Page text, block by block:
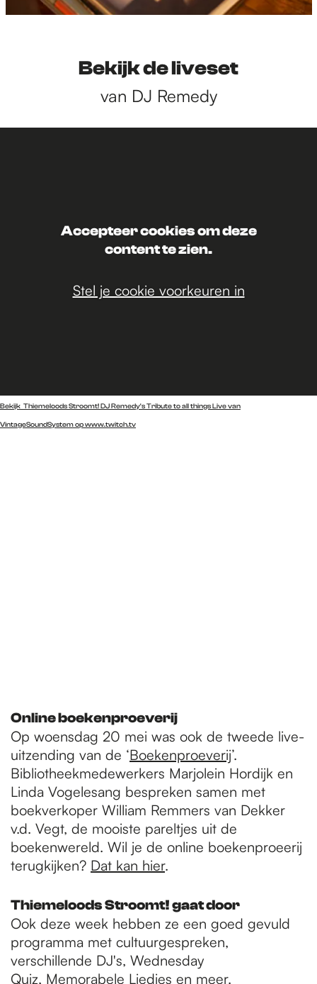
Bekijk de liveset
van DJ Remedy
Accepteer cookies om deze
content te zien.
Stel je cookie voorkeuren in
Bekijk Thiemeloods Stroomt! DJ Remedy's Tribute to all things Live van
VintageSoundSystem op www.twitch.tv
Online boekenproeverij
Op woensdag 20 mei was ook de tweede live-
uitzending van de ‘Boekenproeverij’.
Bibliotheekmedewerkers Marjolein Hordijk en
Linda Vogelesang bespreken samen met
boekverkoper William Remmers van Dekker
v.d. Vegt, de mooiste pareltjes uit de
boekenwereld. Wil je de online boekenproeerij
terugkijken? Dat kan hier.
Thiemeloods Stroomt! gaat door
Ook deze week hebben ze een goed gevuld
programma met cultuurgespreken,
verschillende DJ's, Wednesday
Quiz, Memorabele Liedjes en meer.